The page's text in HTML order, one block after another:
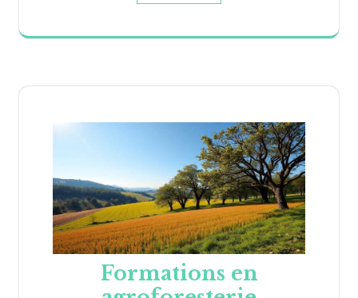
Formations en